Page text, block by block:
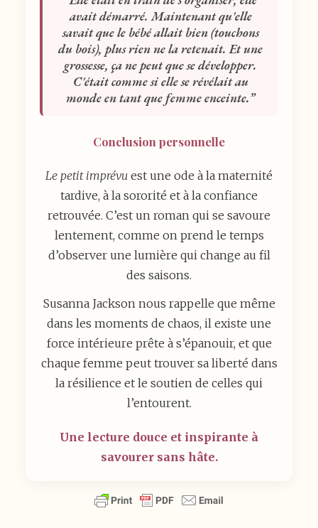
avait démarré. Maintenant qu'elle
savait que le bébé allait bien (touchons
du bois), plus rien ne la retenait. Et une
grossesse, ça ne peut que se développer.
C'était comme si elle se révélait au
monde en tant que femme enceinte.
Conclusion personnelle
Le petit imprévu est une ode à la maternité
tardive, à la sororité et à la confiance
retrouvée. C’est un roman qui se savoure
lentement, comme on prend le temps
d’observer une lumière qui change au fil
des saisons.
Susanna Jackson nous rappelle que même
dans les moments de chaos, il existe une
force intérieure prête à s’épanouir, et que
chaque femme peut trouver sa liberté dans
la résilience et le soutien de celles qui
l’entourent.
Une lecture douce et inspirante à
savourer sans hâte.